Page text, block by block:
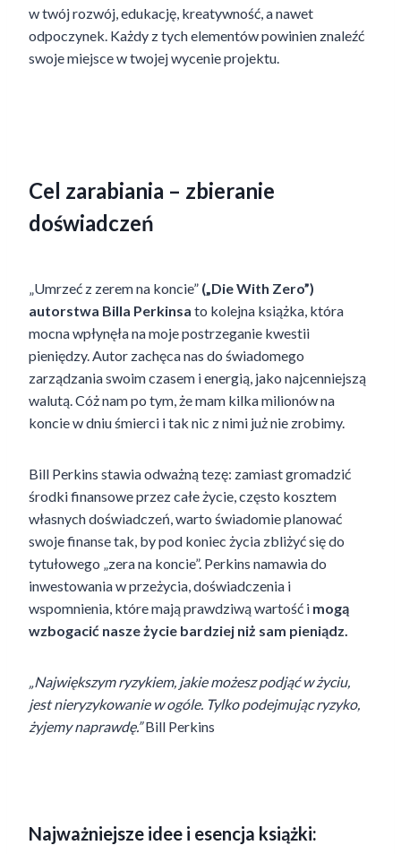
w twój rozwój, edukację, kreatywność, a nawet
odpoczynek. Każdy z tych elementów powinien znaleźć
swoje miejsce w twojej wycenie projektu.
Cel zarabiania – zbieranie
doświadczeń
„Umrzeć z zerem na koncie” („Die With Zero”)
autorstwa Billa Perkinsa to kolejna książka, która
mocna wpłynęła na moje postrzeganie kwestii
pieniędzy. Autor zachęca nas do świadomego
zarządzania swoim czasem i energią, jako najcenniejszą
walutą. Cóż nam po tym, że mam kilka milionów na
koncie w dniu śmierci i tak nic z nimi już nie zrobimy.
Bill Perkins stawia odważną tezę: zamiast gromadzić
środki finansowe przez całe życie, często kosztem
własnych doświadczeń, warto świadomie planować
swoje finanse tak, by pod koniec życia zbliżyć się do
tytułowego „zera na koncie”. Perkins namawia do
inwestowania w przeżycia, doświadczenia i
wspomnienia, które mają prawdziwą wartość i mogą
wzbogacić nasze życie bardziej niż sam pieniądz.
„Największym ryzykiem, jakie możesz podjąć w życiu,
jest nieryzykowanie w ogóle. Tylko podejmując ryzyko,
żyjemy naprawdę.”Bill Perkins
Najważniejsze idee i esencja książki: